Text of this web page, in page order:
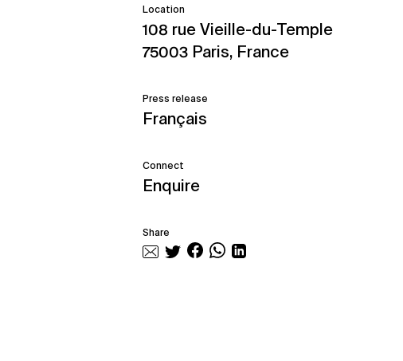
Location
108 rue Vieille-du-Temple
75003 Paris, France
Press release
Français
Connect
Enquire
Share